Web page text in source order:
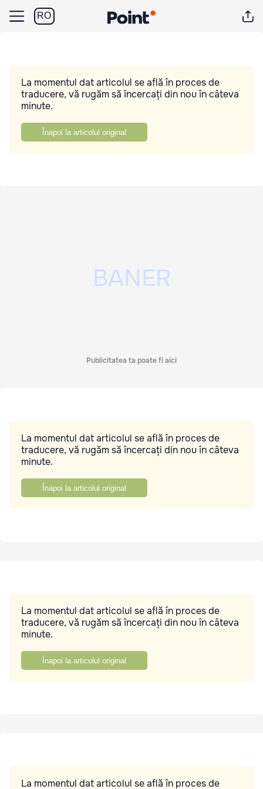
RO
La momentul dat articolul se află în proces de
traducere, vă rugăm să încercați din nou în câteva
minute.
Înapoi la articolul original
Publicitatea ta poate fi aici
La momentul dat articolul se află în proces de
traducere, vă rugăm să încercați din nou în câteva
minute.
Înapoi la articolul original
La momentul dat articolul se află în proces de
traducere, vă rugăm să încercați din nou în câteva
minute.
Înapoi la articolul original
La momentul dat articolul se află în proces de